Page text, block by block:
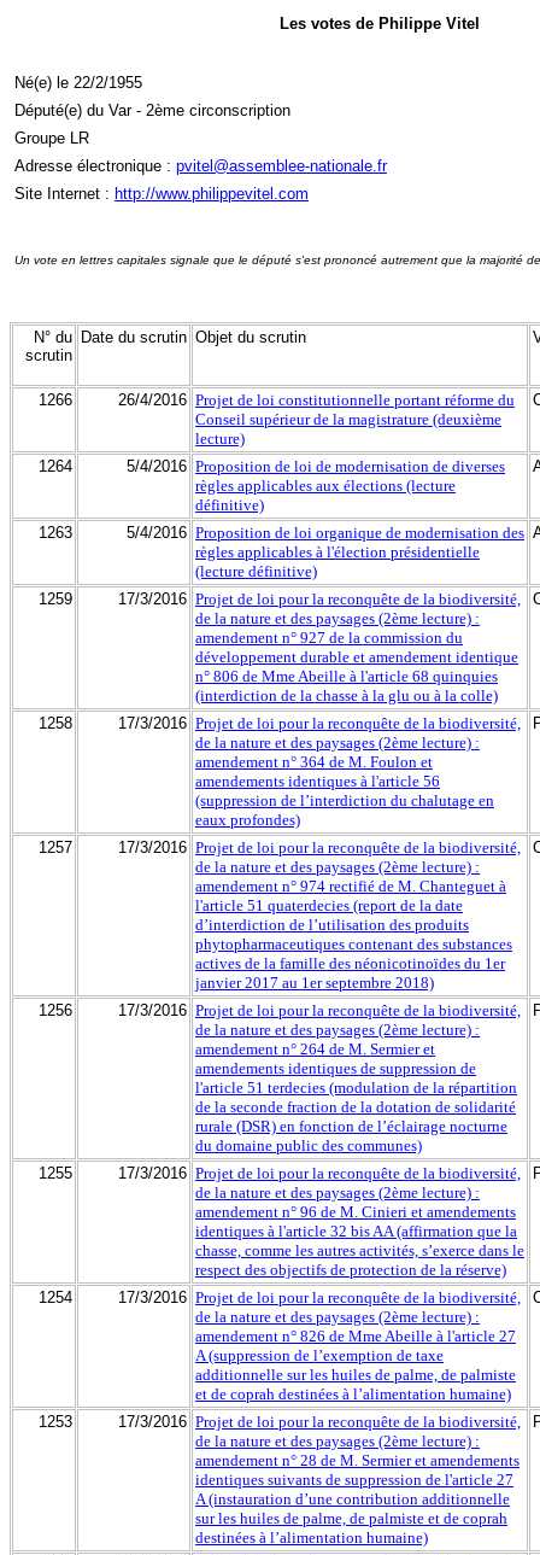
Les votes de Philippe Vitel
Né(e) le 22/2/1955
Député(e) du Var - 2ème circonscription
Groupe LR
Adresse électronique : pvitel@assemblee-nationale.fr
Site Internet : http://www.philippevitel.com
Un vote en lettres capitales signale que le député s'est prononcé autrement que la majorité
N° du
scrutin
Date du scrutin Objet du scrutin
1266 26/4/2016 Projet de loi constitutionnelle portant réforme du
Conseil supérieur de la magistrature (deuxième
lecture)
1264 5/4/2016 Proposition de loi de modernisation de diverses
règles applicables aux élections (lecture
définitive)
1263 5/4/2016 Proposition de loi organique de modernisation des
règles applicables à l'élection présidentielle
(lecture définitive)
1259 17/3/2016 Projet de loi pour la reconquête de la biodiversité,
de la nature et des paysages (2ème lecture) :
amendement n° 927 de la commission du
développement durable et amendement identique
n° 806 de Mme Abeille à l'article 68 quinquies
(interdiction de la chasse à la glu ou à la colle)
1258 17/3/2016 Projet de loi pour la reconquête de la biodiversité,
de la nature et des paysages (2ème lecture) :
amendement n° 364 de M. Foulon et
amendements identiques à l'article 56
(suppression de l’interdiction du chalutage en
eaux profondes)
1257 17/3/2016 Projet de loi pour la reconquête de la biodiversité,
de la nature et des paysages (2ème lecture) :
amendement n° 974 rectifié de M. Chanteguet à
l'article 51 quaterdecies (report de la date
d’interdiction de l’utilisation des produits
phytopharmaceutiques contenant des substances
actives de la famille des néonicotinoïdes du 1er
janvier 2017 au 1er septembre 2018)
1256 17/3/2016 Projet de loi pour la reconquête de la biodiversité,
de la nature et des paysages (2ème lecture) :
amendement n° 264 de M. Sermier et
amendements identiques de suppression de
l'article 51 terdecies (modulation de la répartition
de la seconde fraction de la dotation de solidarité
rurale (DSR) en fonction de l’éclairage nocturne
du domaine public des communes)
1255 17/3/2016 Projet de loi pour la reconquête de la biodiversité,
de la nature et des paysages (2ème lecture) :
amendement n° 96 de M. Cinieri et amendements
identiques à l'article 32 bis AA (affirmation que la
chasse, comme les autres activités, s’exerce dans le
respect des objectifs de protection de la réserve)
1254 17/3/2016 Projet de loi pour la reconquête de la biodiversité,
de la nature et des paysages (2ème lecture) :
amendement n° 826 de Mme Abeille à l'article 27
A (suppression de l’exemption de taxe
additionnelle sur les huiles de palme, de palmiste
et de coprah destinées à l’alimentation humaine)
1253 17/3/2016 Projet de loi pour la reconquête de la biodiversité,
de la nature et des paysages (2ème lecture) :
amendement n° 28 de M. Sermier et amendements
identiques suivants de suppression de l'article 27
A (instauration d’une contribution additionnelle
sur les huiles de palme, de palmiste et de coprah
destinées à l’alimentation humaine)